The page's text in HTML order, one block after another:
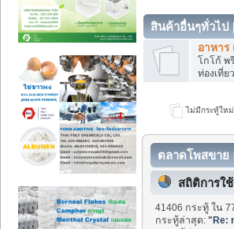
สินค้าอื่นๆทั่วไป
อาหาร
โกโก้ พ
ท่องเที่ย
ไม่มีกระทู้ใหม่
ตลาดโพสขาย
สถิติการใ
41406 กระทู้ ใน
กระทู้ล่าสุด:"Re: